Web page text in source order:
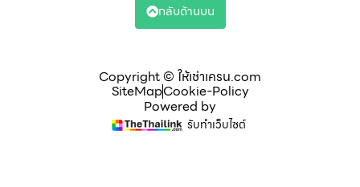
Copyright © ให้เช่าเครน.com
SiteMapCookie-Policy
Powered by
รับทำเว็บไซต์
กลับด้านบน